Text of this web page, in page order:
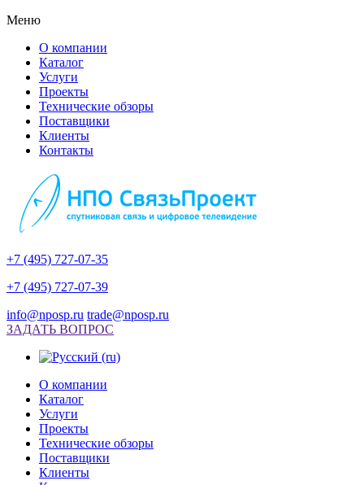
Меню
О компании
Каталог
Услуги
Проекты
Технические обзоры
Поставщики
Клиенты
Контакты
+7 (495) 727-07-35
+7 (495) 727-07-39
info@nposp.ru trade@nposp.ru
ЗАДАТЬ ВОПРОС
О компании
Каталог
Услуги
Проекты
Технические обзоры
Поставщики
Клиенты